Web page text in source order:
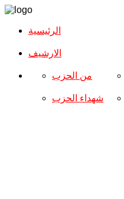
الرئيسية
الارشیف
من الحزب
شهداء الحزب